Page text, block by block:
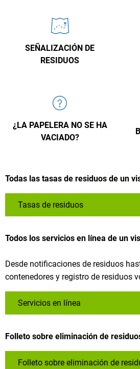
SEÑALIZACIÓN DE
RESIDUOS
¿LA PAPELERA NO SE HA
VACIADO?
Todas las tasas de residuos de un
Tasas de residuos
Todos los servicios en línea de un
Desde notificaciones de residuos
contenedores y registro de residuos
Servicios en línea
Folleto sobre eliminación de
Folleto sobre eliminación de